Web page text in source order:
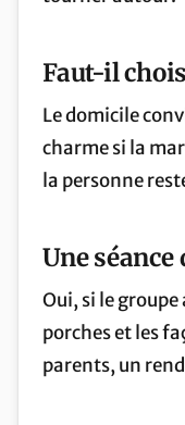
Faut-il
Le domicile
charme si la
la personne
Une
Oui, si le groupe
porches et les
parents, un